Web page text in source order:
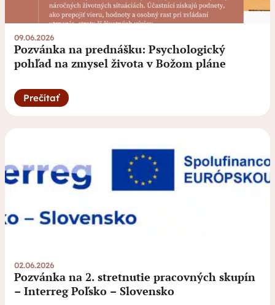
09.06.2026
Pozvánka na prednášku: Psychologický
pohľad na zmysel života v Božom pláne
Prečítať
02.06.2026
Pozvánka na 2. stretnutie pracovných skupín
– Interreg Poľsko – Slovensko